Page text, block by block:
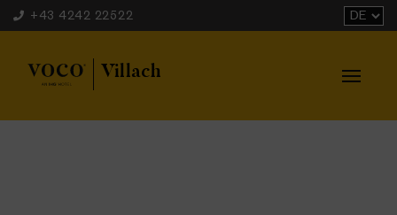
+43 4242 22522